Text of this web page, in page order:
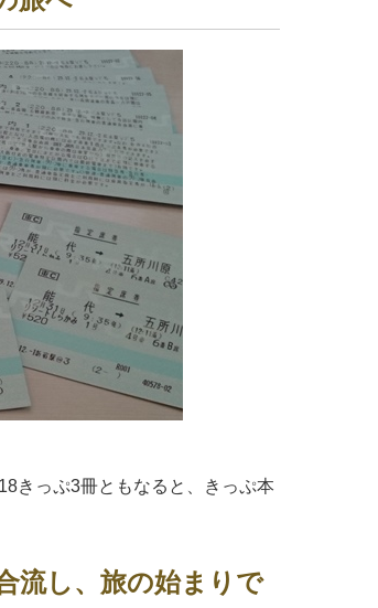
きっぷ3冊ともなると、きっぷ本
流し、旅の始まりで